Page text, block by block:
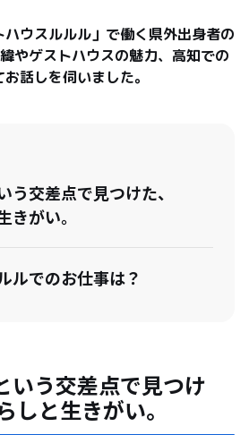
ウスルルル」で働く県外出身者の
やゲストハウスの魅力、高知での
話しを伺いました。
う交差点で見つけた、
きがい。
ルでのお仕事は？
いう交差点で見つけ
しと生きがい。